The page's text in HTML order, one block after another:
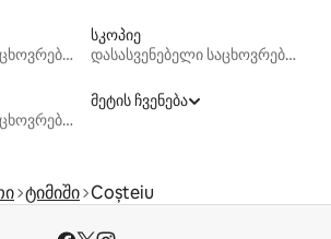
დასასვენებელი საცხოვრებლები
სკოპიე
დასასვენებელი საცხოვრებლები
დასასვენებელი საცხოვრებლები
მეტის ჩვენება
ტიმიში Coșteiu